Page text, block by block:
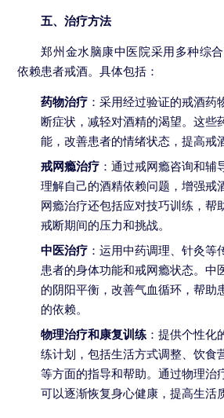
五、治疗方法
郑州金水脑康中医院采用多种综
依赖患者戒酒。具体包括：
药物治疗 ：采用经过验证的戒酒药
断症状，减轻对酒精的渴望。这些
能，改善患者的情绪状态，提高戒
戒网瘾治疗 ：通过戒网瘾咨询和辅
理解自己的酒精依赖问题，增强戒
网瘾治疗还包括应对技巧训练，帮
戒断期间的压力和挑战。
中医治疗 ：运用中药调理、针灸等
患者的身体功能和戒网瘾状态。中
的阴阳平衡，改善气血循环，帮助
的依赖。
物理治疗和康复训练 ：提供个性化
练计划，包括生活方式调整、饮食
等方面的指导和帮助。通过物理治
可以逐渐恢复身心健康，提高生活